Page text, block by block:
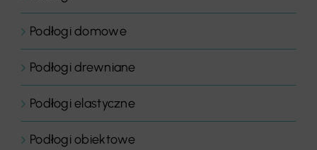
Podłogi domowe
Podłogi drewniane
Podłogi elastyczne
Podłogi obiektowe